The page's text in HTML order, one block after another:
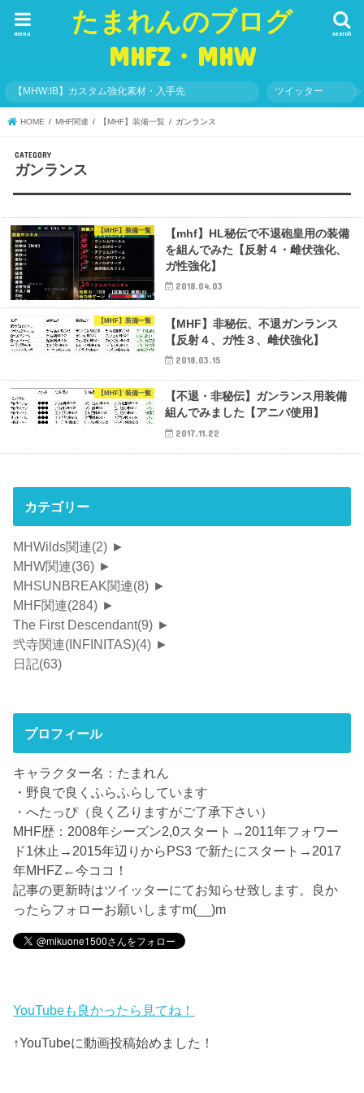
たまれんのブログ
MHFZ・MHW
search
menu
【MHW:IB】カスタム強化素材・入手先 ツイッター
HOME MHF関連 【MHF】装備一覧 ガンランス
ガンランス
【MHF】装備一覧
【mhf】HL秘伝で不退砲皇用の装備
を組んでみた【反射４・雌伏強化、
ガ性強化】
2018.04.03
【MHF】装備一覧
【MHF】非秘伝、不退ガンランス
【反射４、ガ性３、雌伏強化】
2018.03.15
【MHF】装備一覧
【不退・非秘伝】ガンランス用装備
組んでみました【アニバ使用】
2017.11.22
カテゴリー
MHWilds関連(2) ►
MHW関連(36) ►
MHSUNBREAK関連(8) ►
MHF関連(284) ►
The First Descendant(9) ►
弐寺関連(INFINITAS)(4) ►
日記(63)
プロフィール
キャラクター名：たまれん
・野良で良くふらふらしています
・へたっぴ（良く乙りますがご了承下さい）
MHF歴：2008年シーズン2,0スタート→2011年フォワー
ド1休止→2015年辺りからPS3 で新たにスタート→2017
年MHFZ←今ココ！
記事の更新時はツイッターにてお知らせ致します。良か
ったらフォローお願いしますm(__)m
YouTubeも良かったら見てね！
↑YouTubeに動画投稿始めました！